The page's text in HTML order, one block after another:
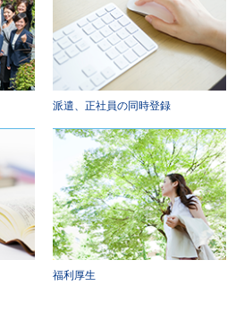
派遣、正社員の同時登録
福利厚生